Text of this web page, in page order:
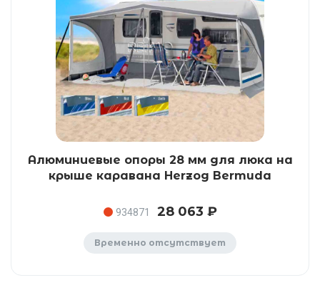
Алюминиевые опоры 28 мм для люка на
крыше каравана Herzog Bermuda
934871 28 063 ₽
Временно отсутствует